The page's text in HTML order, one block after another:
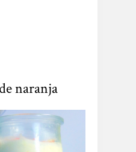
naranja